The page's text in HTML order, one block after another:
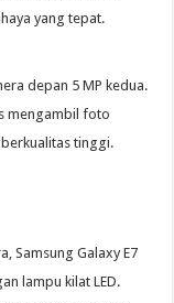
yang tepat.
depan 5 MP kedua.
mengambil foto
tinggi.
Samsung Galaxy E7
lampu kilat LED.